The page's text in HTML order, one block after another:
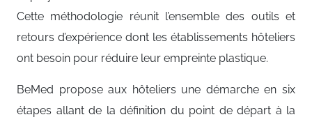
Cette méthodologie réunit l’ensemble des outils et
retours d’expérience dont les établissements hôteliers
ont besoin pour réduire leur empreinte plastique.
BeMed propose aux hôteliers une démarche en six
étapes allant de la définition du point de départ à la